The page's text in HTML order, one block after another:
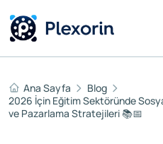
Ana Sayfa
Blog
2026 İçin Eğitim Sektöründe
ve Pazarlama Stratejileri 📚📅